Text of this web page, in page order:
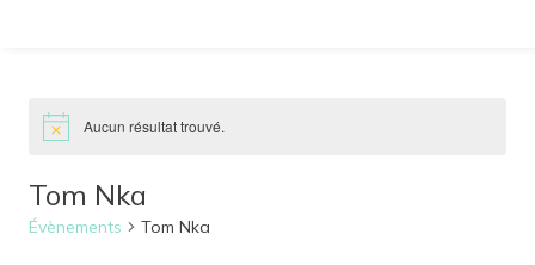
Aucun résultat trouvé.
Tom Nka
Évènements Tom Nka